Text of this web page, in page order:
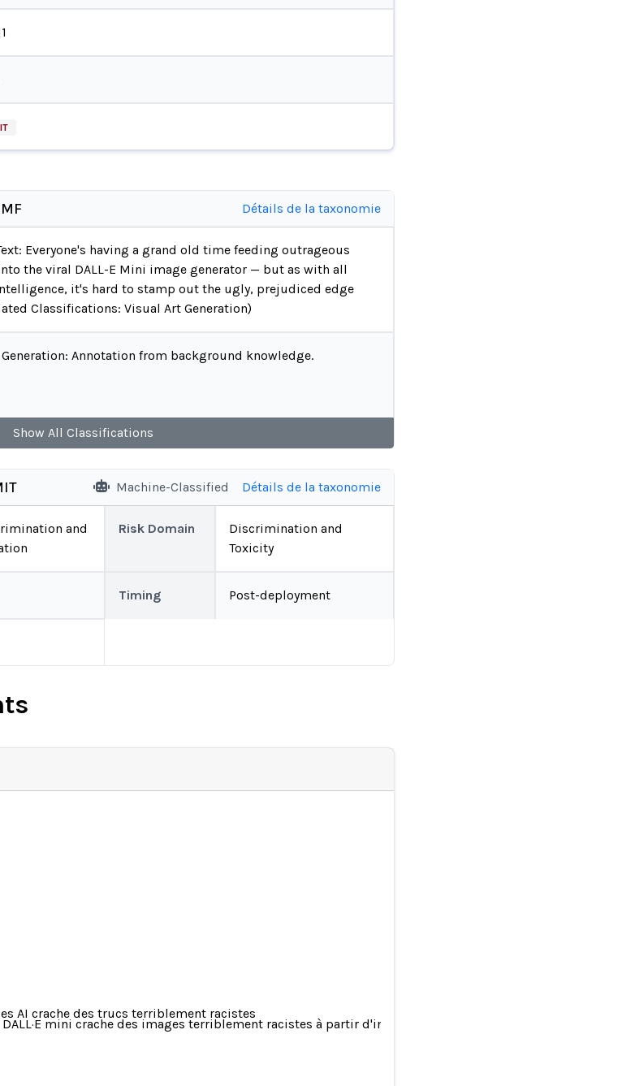
Détails de la taxonomie
Everyone's having a grand old time feeding outrageous
the viral DALL-E Mini image generator — but as with all
it's hard to stamp out the ugly, prejudiced edge
Classifications: Visual Art Generation)
Annotation from background knowledge.
Show All Classifications
Machine-Classified Détails de la taxonomie
and
Risk Domain
Discrimination and
Toxicity
Timing Post-deployment
AI crache des trucs terriblement racistes
mini crache des images terriblement racistes à partir d'invites de texte